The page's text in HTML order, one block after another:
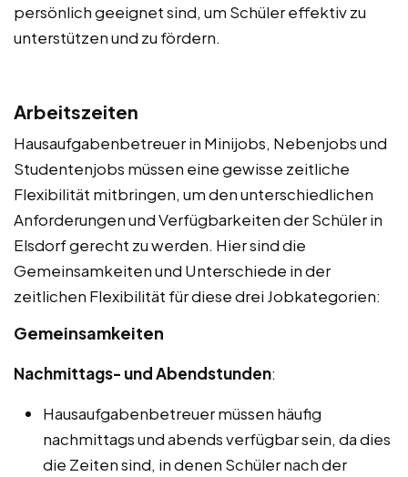
persönlich geeignet sind, um Schüler effektiv zu
unterstützen und zu fördern.
Arbeitszeiten
Hausaufgabenbetreuer in Minijobs, Nebenjobs und
Studentenjobs müssen eine gewisse zeitliche
Flexibilität mitbringen, um den unterschiedlichen
Anforderungen und Verfügbarkeiten der Schüler in
Elsdorf gerecht zu werden. Hier sind die
Gemeinsamkeiten und Unterschiede in der
zeitlichen Flexibilität für diese drei Jobkategorien:
Gemeinsamkeiten
Nachmittags- und Abendstunden:
Hausaufgabenbetreuer müssen häufig
nachmittags und abends verfügbar sein, da dies
die Zeiten sind, in denen Schüler nach der